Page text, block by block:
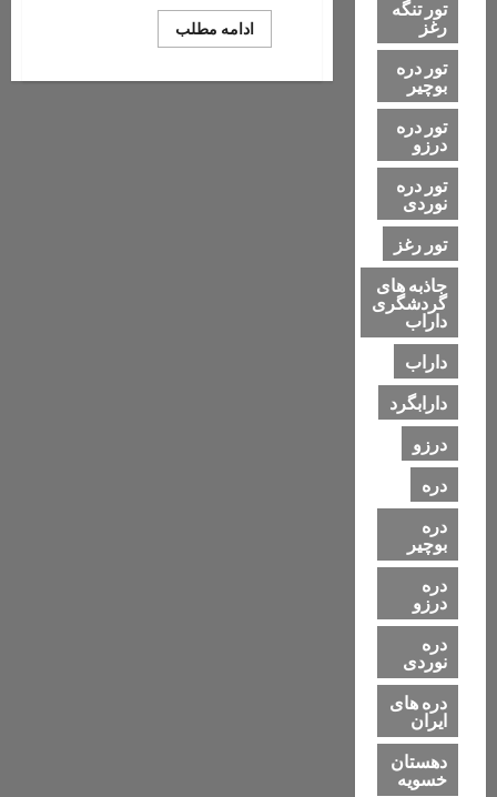
ادامه مطلب
more
تور تنگه
رغز
تور دره
بوچیر
تور دره
درزو
تور دره
نوردی
تور رغز
جاذبه های
گردشگری
داراب
داراب
دارابگرد
درزو
دره
دره
بوچیر
دره
درزو
دره
نوردی
دره های
ایران
دهستان
خسویه